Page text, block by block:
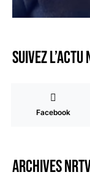
Suivez l’actu
Facebook
Archives